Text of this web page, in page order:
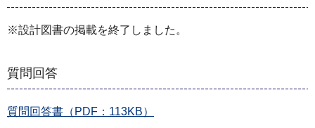
※設計図書の掲載を終了しました。
質問回答
質問回答書（PDF：113KB）